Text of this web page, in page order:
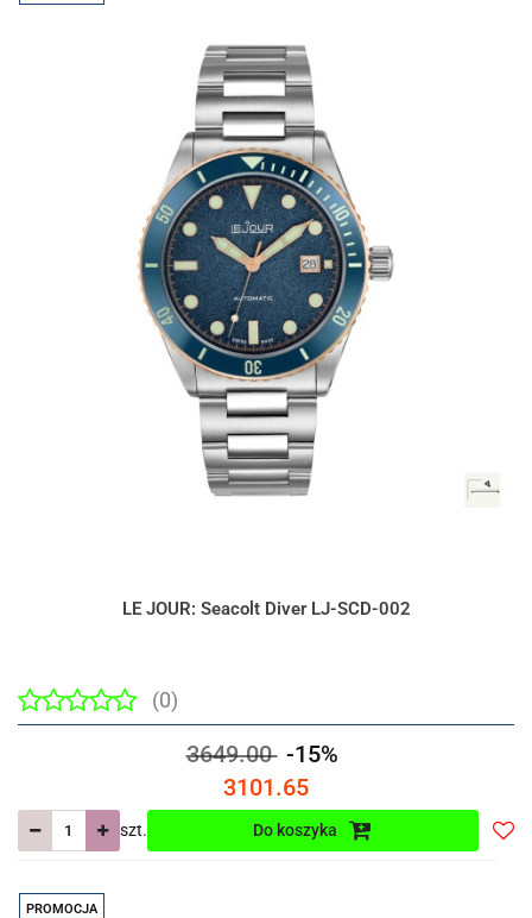
LE JOUR: Seacolt Diver LJ-SCD-002
(0)
3649.00 -15%
3101.65
szt. Do koszyka
PROMOCJA